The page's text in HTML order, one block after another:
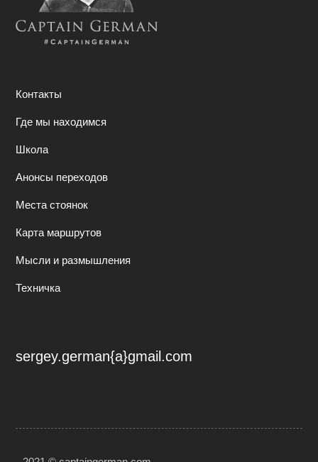
Контакты
Где мы находимся
Школа
Анонсы переходов
Места стоянок
Карта маршрутов
Мысли и размышления
Техничка
sergey.german{a}gmail.com